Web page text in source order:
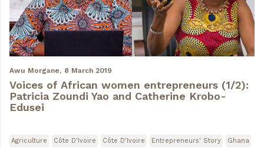
Awu Morgane, 8 March 2019
Voices of African women entrepreneurs (1/2):
Patricia Zoundi Yao and Catherine Krobo-
Edusei
Agriculture Côte D'Ivoire Côte D'Ivoire Entrepreneurs' Story Ghana